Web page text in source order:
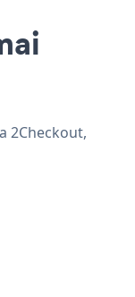
2Checkout,